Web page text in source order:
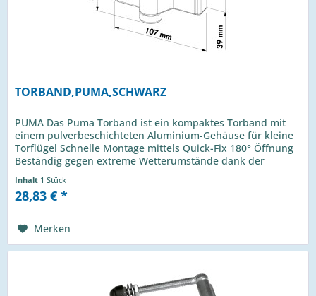
TORBAND,PUMA,SCHWARZ
PUMA Das Puma Torband ist ein kompaktes Torband mit
einem pulverbeschichteten Aluminium-Gehäuse für kleine
Torflügel Schnelle Montage mittels Quick-Fix 180° Öffnung
Beständig gegen extreme Wetterumstände dank der
Inhalt 1 Stück
28,83 € *
Merken